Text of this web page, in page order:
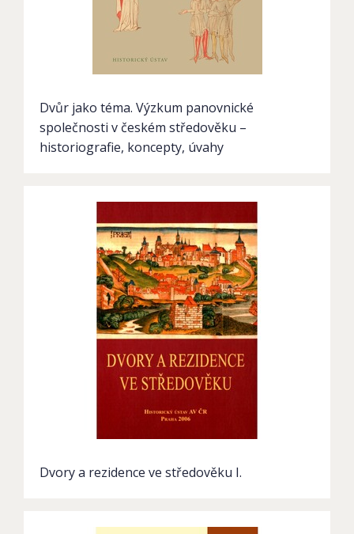
Dvůr jako téma. Výzkum panovnické
společnosti v českém středověku –
historiografie, koncepty, úvahy
Dvory a rezidence ve středověku I.